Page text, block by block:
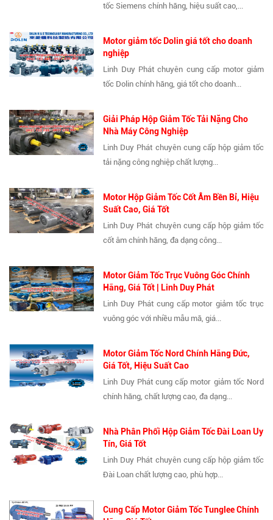
tốc Siemens chính hãng, hiệu suất cao,...
Motor giảm tốc Dolin giá tốt cho doanh
nghiệp
Linh Duy Phát chuyên cung cấp motor giảm
tốc Dolin chính hãng, giá tốt cho doanh...
Giải Pháp Hộp Giảm Tốc Tải Nặng Cho
Nhà Máy Công Nghiệp
Linh Duy Phát chuyên cung cấp hộp giảm tốc
tải nặng công nghiệp chất lượng...
Motor Hộp Giảm Tốc Cốt Âm Bền Bỉ, Hiệu
Suất Cao, Giá Tốt
Linh Duy Phát chuyên cung cấp hộp giảm tốc
cốt âm chính hãng, đa dạng công...
Motor Giảm Tốc Trục Vuông Góc Chính
Hãng, Giá Tốt | Linh Duy Phát
Linh Duy Phát cung cấp motor giảm tốc trục
vuông góc với nhiều mẫu mã, giá...
Motor Giảm Tốc Nord Chính Hãng Đức,
Giá Tốt, Hiệu Suất Cao
Linh Duy Phát cung cấp motor giảm tốc Nord
chính hãng, chất lượng cao, đa dạng...
Nhà Phân Phối Hộp Giảm Tốc Đài Loan Uy
Tín, Giá Tốt
Linh Duy Phát chuyên cung cấp hộp giảm tốc
Đài Loan chất lượng cao, phù hợp...
Cung Cấp Motor Giảm Tốc Tunglee Chính